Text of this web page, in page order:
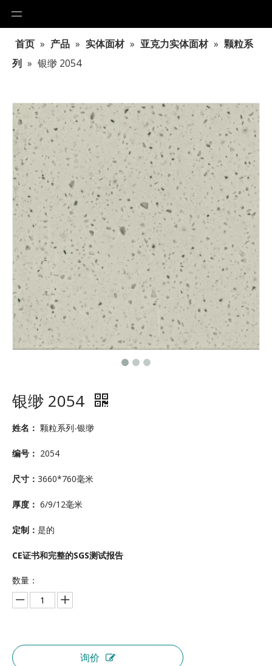
首页 » 产品 » 实体面材 » 亚克力实体面材 » 颗粒系
列 » 银缈 2054
银缈 2054
姓名： 颗粒系列-银缈
编号： 2054
尺寸： 3660*760毫米
厚度： 6/9/12毫米
定制： 是的
CE证书和完整的SGS测试报告
数量：
询价